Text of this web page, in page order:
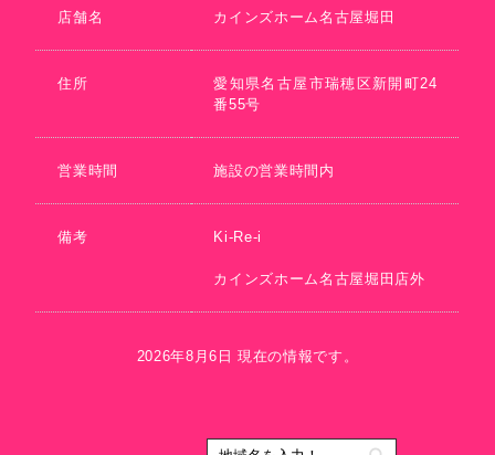
店舗名 カインズホーム名古屋堀田
住所
愛知県名古屋市瑞穂区新開町24
番55号
営業時間 施設の営業時間内
備考 Ki-Re-i
カインズホーム名古屋堀田店外
2026年8月6日 現在の情報です。